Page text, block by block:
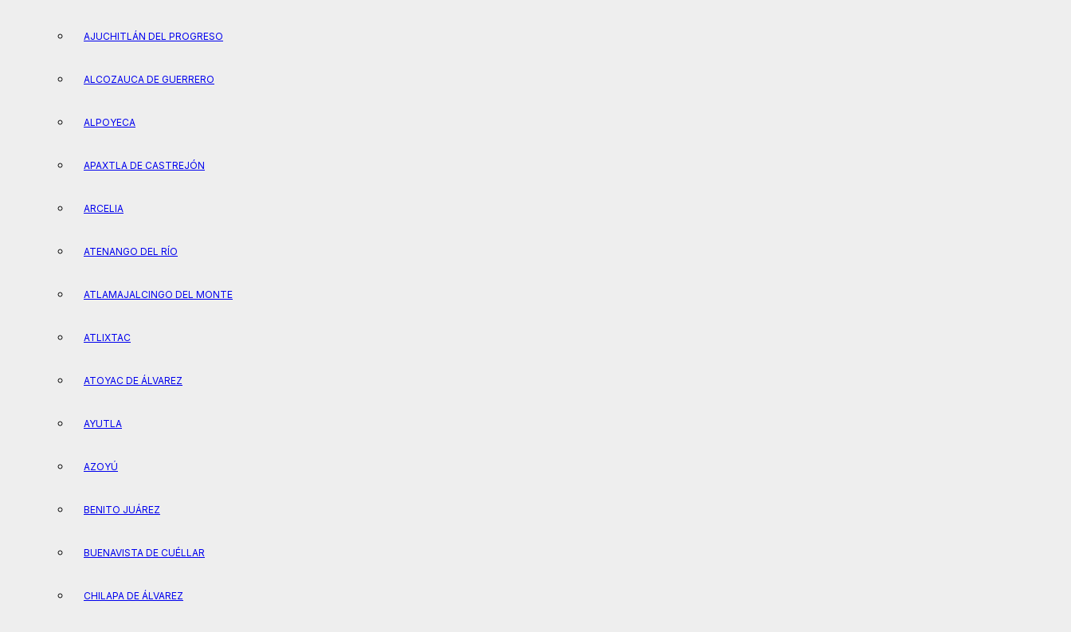
AJUCHITLÁN DEL PROGRESO
ALCOZAUCA DE GUERRERO
ALPOYECA
APAXTLA DE CASTREJÓN
ARCELIA
ATENANGO DEL RÍO
ATLAMAJALCINGO DEL MONTE
ATLIXTAC
ATOYAC DE ÁLVAREZ
AYUTLA
AZOYÚ
BENITO JUÁREZ
BUENAVISTA DE CUÉLLAR
CHILAPA DE ÁLVAREZ